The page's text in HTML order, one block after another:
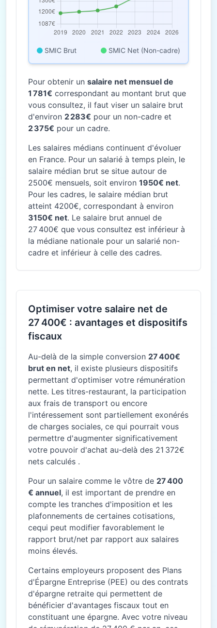
SMIC Brut SMIC Net (Non-cadre)
Pour obtenir un salaire net mensuel de
1 781€ correspondant au montant brut que
vous consultez, il faut viser un salaire brut
d'environ 2 283€ pour un non-cadre et
2 375€ pour un cadre.
Les salaires médians continuent d'évoluer
en France. Pour un salarié à temps plein, le
salaire médian brut se situe autour de
2500€ mensuels, soit environ 1950€ net.
Pour les cadres, le salaire médian brut
atteint 4200€, correspondant à environ
3150€ net. Le salaire brut annuel de
27 400€ que vous consultez est inférieur à
la médiane nationale pour un salarié non-
cadre et inférieur à celle des cadres.
Optimiser votre salaire net de
27 400€ : avantages et dispositifs
fiscaux
Au-delà de la simple conversion 27 400€
brut en net, il existe plusieurs dispositifs
permettant d'optimiser votre rémunération
nette. Les titres-restaurant, la participation
aux frais de transport ou encore
l'intéressement sont partiellement exonérés
de charges sociales, ce qui pourrait vous
permettre d'augmenter significativement
votre pouvoir d'achat au-delà des 21 372€
nets calculés .
Pour un salaire comme le vôtre de 27 400
€ annuel, il est important de prendre en
compte les tranches d'imposition et les
plafonnements de certaines cotisations,
cequi peut modifier favorablement le
rapport brut/net par rapport aux salaires
moins élevés.
Certains employeurs proposent des Plans
d'Épargne Entreprise (PEE) ou des contrats
d'épargne retraite qui permettent de
bénéficier d'avantages fiscaux tout en
constituant une épargne. Avec votre niveau